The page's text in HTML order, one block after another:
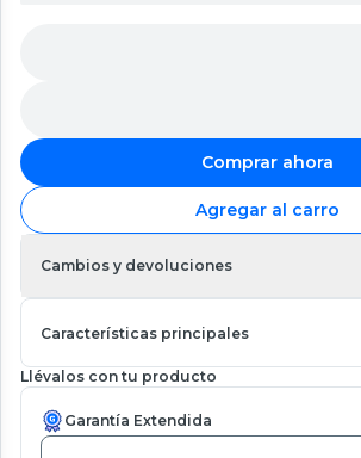
Comprar ahora
Agregar al carro
Cambios y devoluciones
Características principales
Llévalos con tu producto
Garantía Extendida